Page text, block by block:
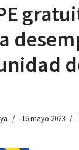
16 mayo 2023